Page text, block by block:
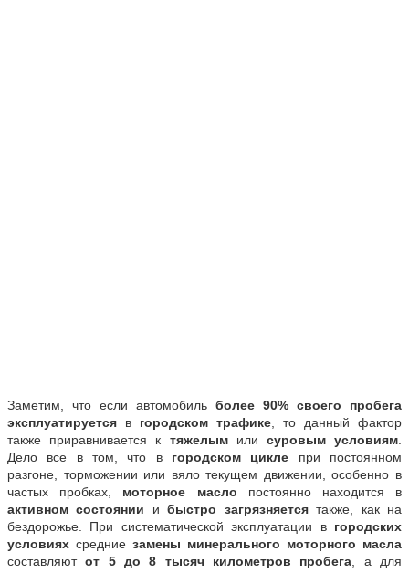
Заметим, что если автомобиль более 90% своего пробега
эксплуатируется в городском трафике , то данный фактор
также приравнивается к тяжелым или суровым условиям
Дело все в том, что в городском цикле при постоянном
разгоне, торможении или вяло текущем движении, особенно в
частых пробках, моторное масло постоянно находится в
активном состоянии ибыстро загрязняетсятакже, как на
бездорожье. При систематической эксплуатации в городских
условиях средние замены минерального моторного масла
составляютот 5 до 8 тысяч километров пробега , а для